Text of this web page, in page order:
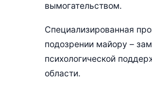
вымогательством.
Специализированная
подозрении майору –
психологической
области.